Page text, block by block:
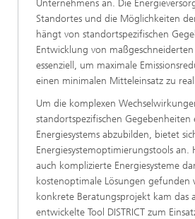
Unternehmens an. Die
Standortes und die Möglichkeiten
hängt von standortspezifischen
Entwicklung von
essenziell, um maximale
einen minimalen Mitteleinsatz zu
Um die komplexen
standortspezifischen Gegebenheiten
Energiesystems abzubilden, bietet
Energiesystemoptimierungstools an.
auch komplizierte Energiesysteme
kostenoptimale Lösungen gefunden
konkrete Beratungsprojekt kam das
entwickelte Tool DISTRICT zum